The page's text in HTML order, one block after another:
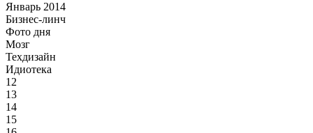
Январь 2014
Бизнес-линч
Фото дня
Мозг
Техдизайн
Идиотека
12
13
14
15